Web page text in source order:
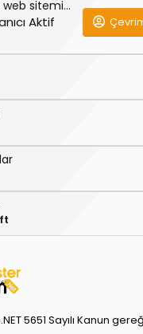
Şu anda web sitemizde
Aktif
5651 Sayılı Kanun